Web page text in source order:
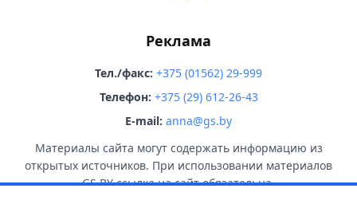
Реклама
Тел./факс: +375 (01562) 29-999
Телефон: +375 (29) 612-26-43
E-mail: anna@gs.by
Материалы сайта могут содержать информацию из
открытых источников. При использовании материалов
GS.BY ссылка на сайт обязательна.